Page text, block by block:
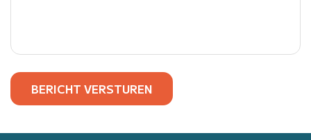
BERICHT VERSTUREN